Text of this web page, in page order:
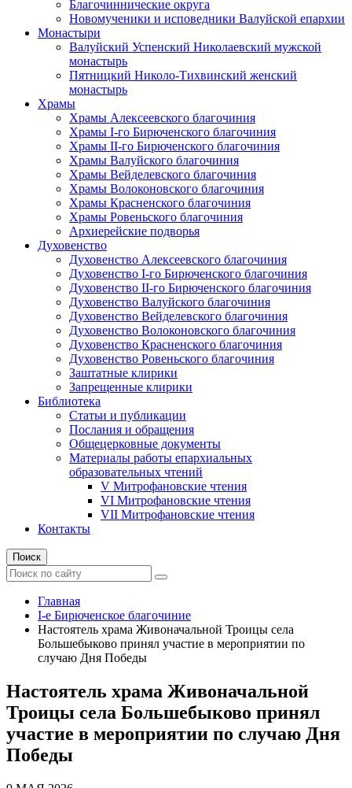
Благочиннические округа
Новомученики и исповедники Валуйской епархии
Монастыри
Валуйский Успенский Николаевский мужской
монастырь
Пятницкий Николо-Тихвинский женский
монастырь
Храмы
Храмы Алексеевского благочиния
Храмы I-го Бирюченского благочиния
Храмы II-го Бирюченского благочиния
Храмы Валуйского благочиния
Храмы Вейделевского благочиния
Храмы Волоконовского благочиния
Храмы Красненского благочиния
Храмы Ровеньского благочиния
Архиерейские подворья
Духовенство
Духовенство Алексеевского благочиния
Духовенство I-го Бирюченского благочиния
Духовенство II-го Бирюченского благочиния
Духовенство Валуйского благочиния
Духовенство Вейделевского благочиния
Духовенство Волоконовского благочиния
Духовенство Красненского благочиния
Духовенство Ровеньского благочиния
Заштатные клирики
Запрещенные клирики
Библиотека
Статьи и публикации
Послания и обращения
Общецерковные документы
Материалы работы епархиальных
образовательных чтений
V Митрофановские чтения
VI Митрофановские чтения
VII Митрофановские чтения
Контакты
Поиск
Главная
I-е Бирюченское благочиние
Настоятель храма Живоначальной Троицы села
Большебыково принял участие в мероприятии по
случаю Дня Победы
Настоятель храма Живоначальной
Троицы села Большебыково принял
участие в мероприятии по случаю Дня
Победы